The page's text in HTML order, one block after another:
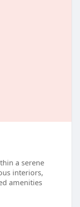
a serene
interiors,
amenities